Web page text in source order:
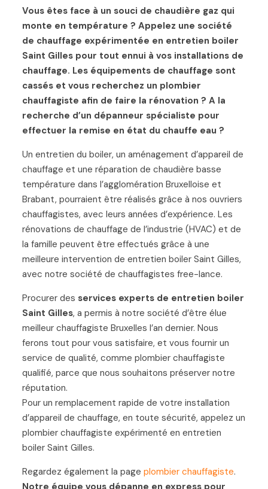
Vous êtes face à un souci de chaudière gaz qui
monte en température ? Appelez une société
de chauffage expérimentée en entretien boiler
Saint Gilles pour tout ennui à vos installations de
chauffage. Les équipements de chauffage sont
cassés et vous recherchez un plombier
chauffagiste afin de faire la rénovation ? A la
recherche d’un dépanneur spécialiste pour
effectuer la remise en état du chauffe eau ?
Un entretien du boiler, un aménagement d’appareil de
chauffage et une réparation de chaudière basse
température dans l’agglomération Bruxelloise et
Brabant, pourraient être réalisés grâce à nos ouvriers
chauffagistes, avec leurs années d’expérience. Les
rénovations de chauffage de l’industrie (HVAC) et de
la famille peuvent être effectués grâce à une
meilleure intervention de entretien boiler Saint Gilles,
avec notre société de chauffagistes free-lance.
Procurer des services experts de entretien boiler
Saint Gilles, a permis à notre société d’être élue
meilleur chauffagiste Bruxelles l’an dernier. Nous
ferons tout pour vous satisfaire, et vous fournir un
service de qualité, comme plombier chauffagiste
qualifié, parce que nous souhaitons préserver notre
réputation.
Pour un remplacement rapide de votre installation
d’appareil de chauffage, en toute sécurité, appelez un
plombier chauffagiste expérimenté en entretien
boiler Saint Gilles.
Regardez également la page plombier chauffagiste.
Notre équipe vous dépanne en express pour